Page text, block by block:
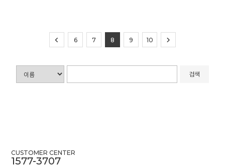
6 7 8 9 10
검색
CUSTOMER CENTER
1577-3707